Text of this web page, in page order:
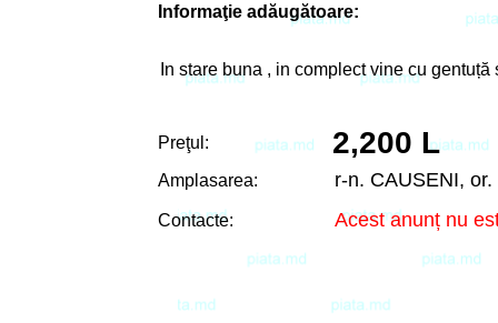
Informaţie adăugătoare:
In stare buna , in complect vine cu gentuță
Preţul: 2,200 L
Amplasarea: r-n. CAUSENI,
Contacte: Acest anunț nu